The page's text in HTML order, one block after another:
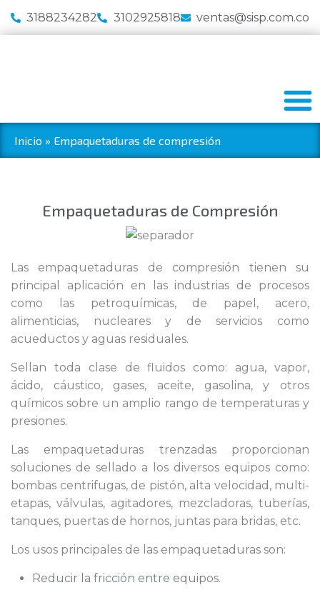
3188234282 3102925818 ventas@sisp.com.co
Inicio » Empaquetaduras de compresión
Empaquetaduras de Compresión
Las empaquetaduras de compresión tienen su
principal aplicación en las industrias de procesos
como las petroquímicas, de papel, acero,
alimenticias, nucleares y de servicios como
acueductos y aguas residuales.
Sellan toda clase de fluidos como: agua, vapor,
ácido, cáustico, gases, aceite, gasolina, y otros
químicos sobre un amplio rango de temperaturas y
presiones.
Las empaquetaduras trenzadas proporcionan
soluciones de sellado a los diversos equipos como:
bombas centrifugas, de pistón, alta velocidad, multi-
etapas, válvulas, agitadores, mezcladoras, tuberías,
tanques, puertas de hornos, juntas para bridas, etc.
Los usos principales de las empaquetaduras son:
Reducir la fricción entre equipos.